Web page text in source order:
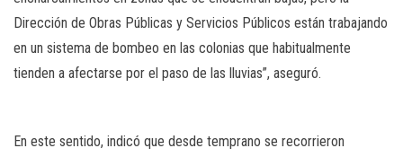
Dirección de Obras Públicas y Servicios Públicos están trabajando
en un sistema de bombeo en las colonias que habitualmente
tienden a afectarse por el paso de las lluvias”, aseguró.
En este sentido, indicó que desde temprano se recorrieron